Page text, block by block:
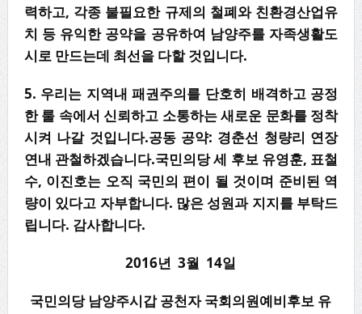
력하고, 각종 불필요한 규제의 철폐와 친환경산업유
치 등 유익한 공약을 공유하여 남양주를 자족생활도
시로 만드는데 최선을 다할 것입니다.
5. 우리는 지역내 패권주의를 단호히 배격하고 공정
한 룰 속에서 신뢰하고 소통하는 새로운 문화를 정착
시켜 나갈 것입니다.공동 공약: 경춘선 청량리 연장
연내 관철하겠습니다.국민의당 세 후보 유영훈, 표철
수, 이진호는 오직 국민의 편이 될 것이며 준비된 역
량이 있다고 자부합니다. 많은 성원과 지지를 부탁드
립니다. 감사합니다.
2016년 3월 14일
국민의당 남양주시갑 공천자 국회의원예비후보 유